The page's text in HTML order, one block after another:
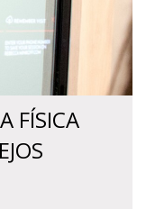
FÍSICA